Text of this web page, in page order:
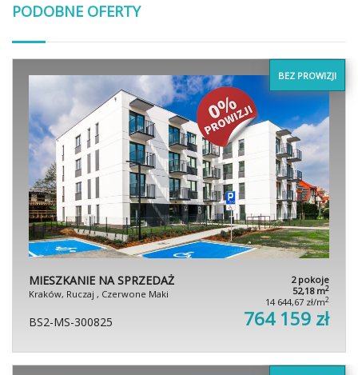
PODOBNE OFERTY
BEZ PROWIZJI
MIESZKANIE NA SPRZEDAŻ
Kraków, Ruczaj , Czerwone Maki
2 pokoje
52,18 m2
14 644,67 zł/m2
BS2-MS-300825 764 159 zł